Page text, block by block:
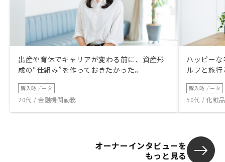
出産や育休でキャリアが変わる前に、資産形
成の“仕組み”を作っておきたかった。
購入時データ
20代 / 金融機関勤務
ハッピー
ルフと旅
購入時データ
50代 / 化粧
オーナーインタビューを
もっと見る